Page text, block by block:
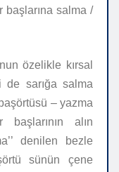
başlarına salma /
özelikle kırsal
de sarığa salma
– yazma
başlarının alın
denilen bezle
sünün çene